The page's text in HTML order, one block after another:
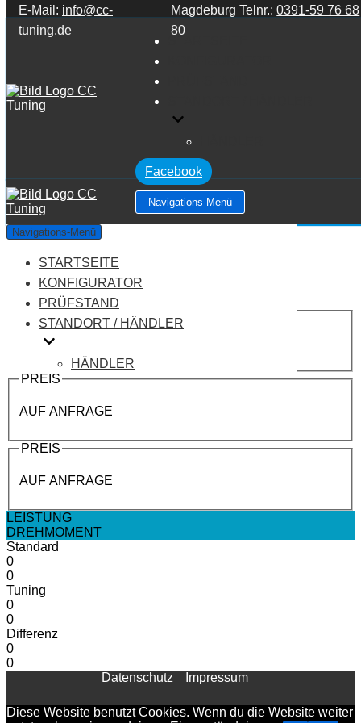
Zum Inhalt springen
E-Mail: info@cc-
tuning.de
Magdeburg Telnr.:0391-59 76 68
80
STARTSEITE
Facebook
Navigations-Menü
Navigations-Menü
STARTSEITE
KONFIGURATOR
PRÜFSTAND
STANDORT / HÄNDLER
HÄNDLER
Audi A1 8X 1.6 TDI
Leistung:116 PS
Drehmoment: 250 NM
Motortyp:Diesel
PREIS
AUF ANFRAGE
PREIS
AUF ANFRAGE
PREIS
AUF ANFRAGE
LEISTUNG
DREHMOMENT
Standard
0
0
Tuning
0
0
Differenz
0
0
Datenschutz
Impressum
Diese Website benutzt Cookies. Wenn du die Website weiter